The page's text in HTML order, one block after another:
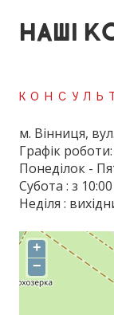
НАШІ
м. Вінниця,
Графік роботи:
Понеділок -
Субота : з
Неділя :
+
−